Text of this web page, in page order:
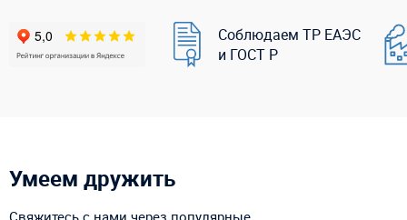
Соблюдаем ТР ЕАЭС
и ГОСТ Р
Умеем дружить